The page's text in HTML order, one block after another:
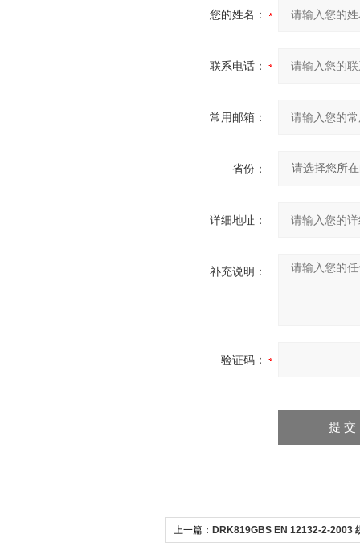
您的姓名：
联系电话：
常用邮箱：
省份：
详细地址：
补充说明：
验证码：
上一篇： DRK819GBS EN 12132-2-2003